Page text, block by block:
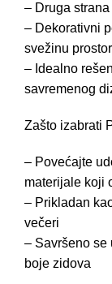
– Druga
– Dekorativni
svežinu
– Idealno
savremenog
Zašto izabrati
– Povećajte
materijale koji
– Prikladan
večeri
– Savršeno se
boje zidova